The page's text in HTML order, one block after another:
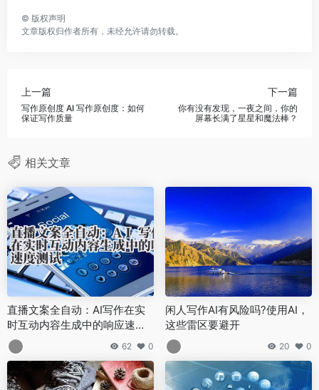
© 版权声明
文章版权归作者所有，未经允许请勿转载。
上一篇
写作原创度 AI 写作原创度：如何
保证写作质量
下一篇
你有没有发现，一夜之间，你的
屏幕长满了星星和魔法棒？
相关文章
直播文案全自动：AI写作在实
时互动内容生成中的响应速度
测试
62 0
闲人写作AI有风险吗?使用AI，
这些雷区要避开
20 0